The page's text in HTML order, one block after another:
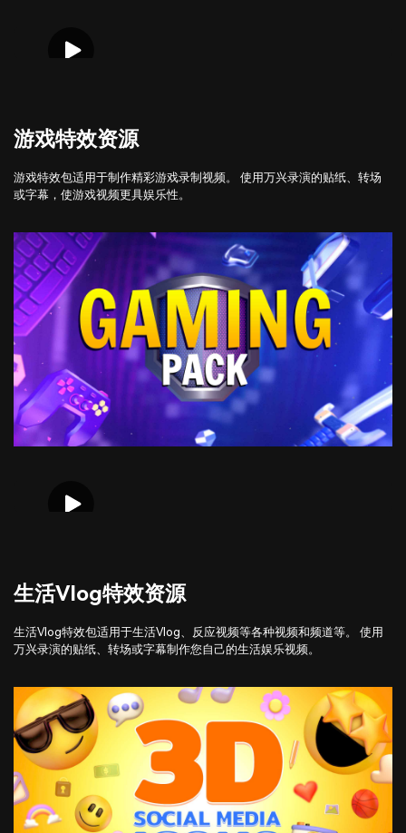
游戏特效资源
游戏特效包适用于制作精彩游戏录制视频。 使用万兴录演的贴纸、转场
或字幕，使游戏视频更具娱乐性。
生活Vlog特效资源
生活Vlog特效包适用于生活Vlog、反应视频等各种视频和频道等。 使用
万兴录演的贴纸、转场或字幕制作您自己的生活娱乐视频。